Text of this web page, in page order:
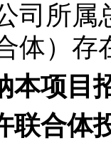
司所属
体）存
本项目
联合体